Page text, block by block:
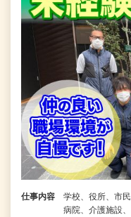
仕事内容
学校、役所、市
病院、介護施設